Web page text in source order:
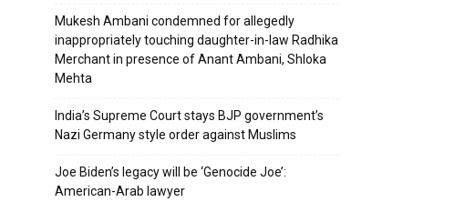
Mukesh Ambani condemned for allegedly
inappropriately touching daughter-in-law Radhika
Merchant in presence of Anant Ambani, Shloka
Mehta
India’s Supreme Court stays BJP government’s
Nazi Germany style order against Muslims
Joe Biden’s legacy will be ‘Genocide Joe’:
American-Arab lawyer